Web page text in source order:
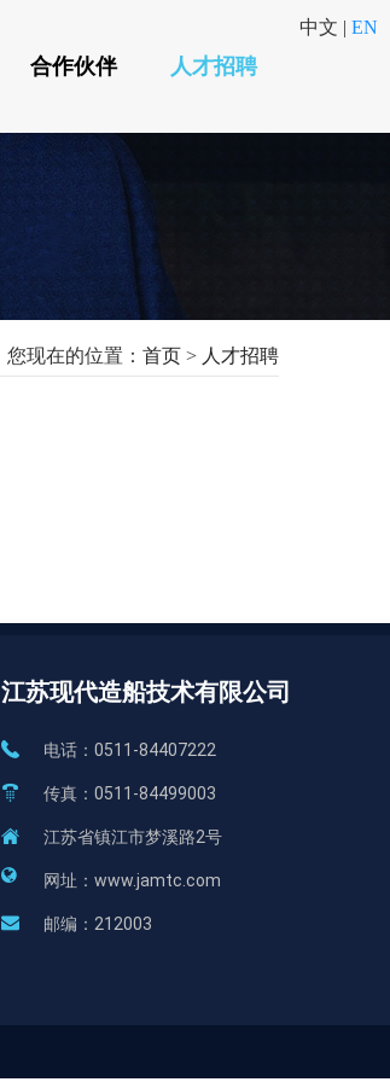
合作伙伴 人才招聘
中文 | EN
您现在的位置： 首页 > 人才招聘
江苏现代造船技术有限公司
电话： 0511-84407222
传真： 0511-84499003
江苏省镇江市梦溪路2号
网址： www.jamtc.com
邮编： 212003